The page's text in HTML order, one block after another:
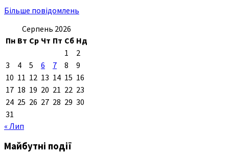
Більше повідомлень
Серпень 2026
Пн Вт Ср Чт Пт Сб Нд
1
2
3
4 5 6 7 8
9
10 11 12 13 14 15 16
17 18 19 20 21 22 23
24 25 26 27 28 29 30
31
« Лип
Майбутні події